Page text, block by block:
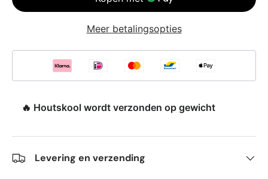
Meer betalingsopties
🔥 Houtskool wordt verzonden op gewicht
Levering en verzending